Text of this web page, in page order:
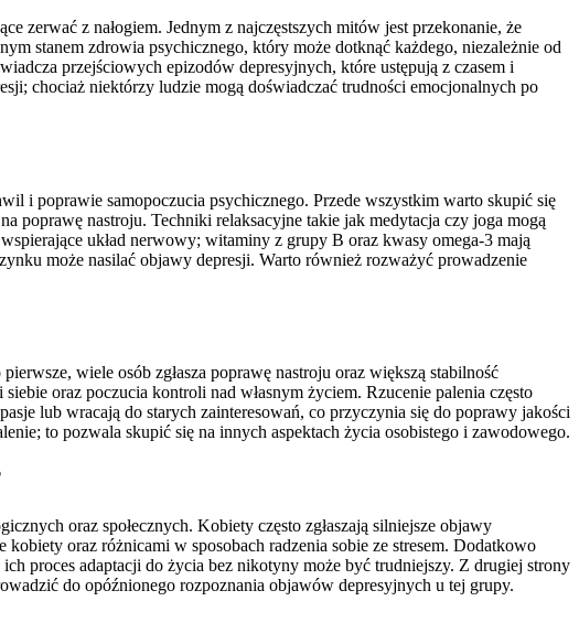
zerwać z nałogiem. Jednym z najczęstszych mitów jest przekonanie, że
stanem zdrowia psychicznego, który może dotknąć każdego, niezależnie od
przejściowych epizodów depresyjnych, które ustępują z czasem i
chociaż niektórzy ludzie mogą doświadczać trudności emocjonalnych po
i poprawie samopoczucia psychicznego. Przede wszystkim warto skupić się
poprawę nastroju. Techniki relaksacyjne takie jak medytacja czy joga mogą
układ nerwowy; witaminy z grupy B oraz kwasy omega-3 mają
może nasilać objawy depresji. Warto również rozważyć prowadzenie
wiele osób zgłasza poprawę nastroju oraz większą stabilność
oraz poczucia kontroli nad własnym życiem. Rzucenie palenia często
lub wracają do starych zainteresowań, co przyczynia się do poprawy jakości
to pozwala skupić się na innych aspektach życia osobistego i zawodowego.
oraz społecznych. Kobiety często zgłaszają silniejsze objawy
oraz różnicami w sposobach radzenia sobie ze stresem. Dodatkowo
proces adaptacji do życia bez nikotyny może być trudniejszy. Z drugiej strony
do opóźnionego rozpoznania objawów depresyjnych u tej grupy.